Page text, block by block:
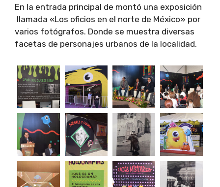
En la entrada principal de montó una exposición
llamada «Los oficios en el norte de México» por
varios fotógrafos. Donde se muestra diversas
facetas de personajes urbanos de la localidad.